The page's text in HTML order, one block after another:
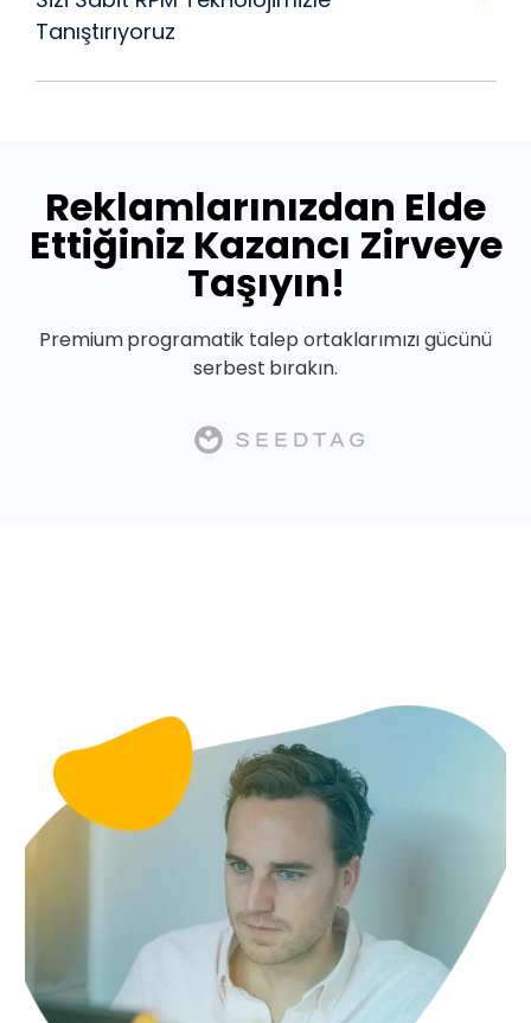
Tanıştırıyoruz
Reklamlarınızdan Elde
Ettiğiniz Kazancı Zirveye
Taşıyın!
Premium programatik talep ortaklarımızı gücünü
serbest bırakın.